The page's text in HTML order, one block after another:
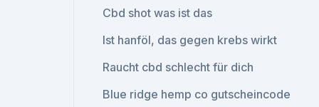
Cbd shot was ist das
Ist hanföl, das gegen krebs wirkt
Raucht cbd schlecht für dich
Blue ridge hemp co gutscheincode